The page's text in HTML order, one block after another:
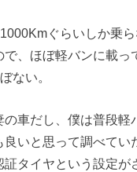
ぐらいしか乗ら
、ほぼ軽バンに載
ない。
車だし、僕は普段
いと思って調べて
タイヤという設定が